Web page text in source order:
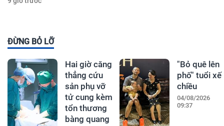
ĐỪNG BỎ LỠ
Hai giờ căng
thẳng cứu
sản phụ vỡ
tử cung kèm
tổn thương
bàng quang
"Bỏ quê lên
phố" tuổi xế
chiều
04/08/2026
09:37